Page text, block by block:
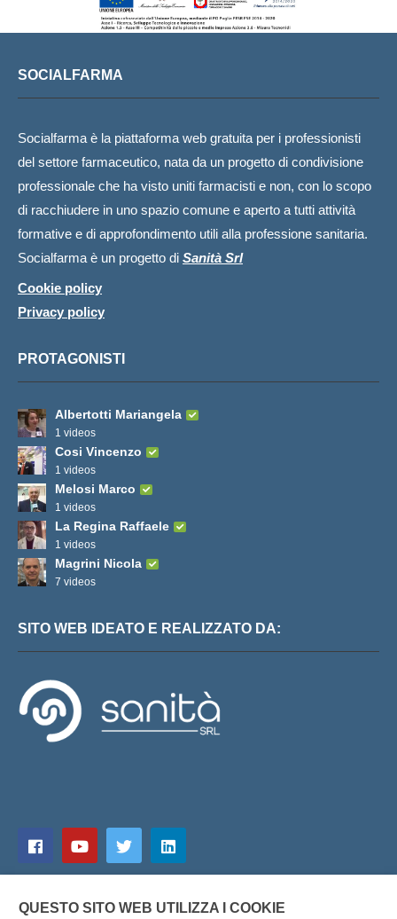
SOCIALFARMA
Socialfarma è la piattaforma web gratuita per i professionisti
del settore farmaceutico, nata da un progetto di condivisione
professionale che ha visto uniti farmacisti e non, con lo scopo
di racchiudere in uno spazio comune e aperto a tutti attività
formative e di approfondimento utili alla professione sanitaria.
Socialfarma è un progetto di Sanità Srl
Cookie policy
Privacy policy
PROTAGONISTI
Albertotti Mariangela
1 videos
Cosi Vincenzo
1 videos
Melosi Marco
1 videos
La Regina Raffaele
1 videos
Magrini Nicola
7 videos
SITO WEB IDEATO E REALIZZATO DA:
QUESTO SITO WEB UTILIZZA I COOKIE